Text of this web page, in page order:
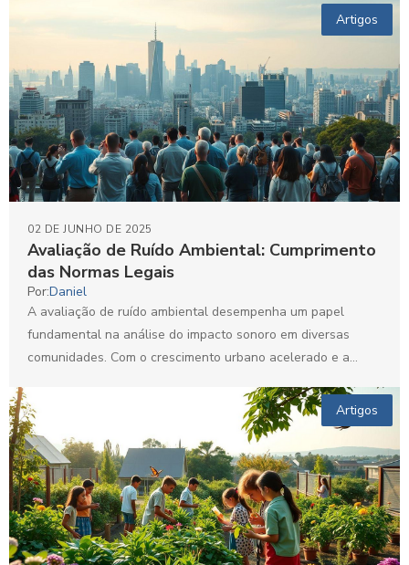
Artigos
Avaliação de Ruído Ambiental: Cumprimento
das Normas Legais
02 DE JUNHO DE 2025
Por:Daniel
A avaliação de ruído ambiental desempenha um papel
fundamental na análise do impacto sonoro em diversas
comunidades. Com o crescimento urbano acelerado e a
Artigos